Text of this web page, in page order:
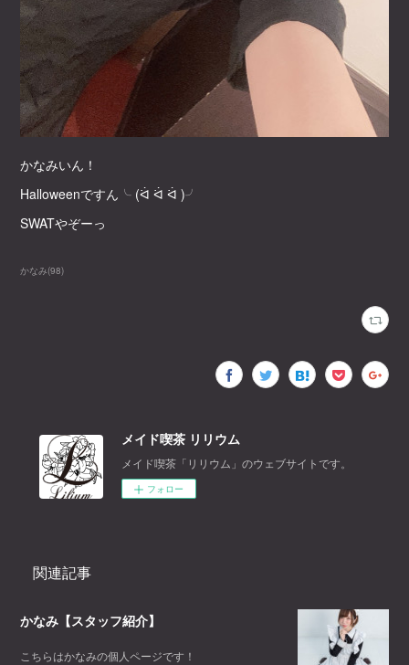
かなみいん！
Halloweenですん╰ (ᐛ ᐛ ᐛ )╯
SWATやぞーっ
かなみ(98)
メイド喫茶 リリウム
メイド喫茶「リリウム」のウェブサイトです。
フォロー
関連記事
かなみ【スタッフ紹介】
こちらはかなみの個人ページです！